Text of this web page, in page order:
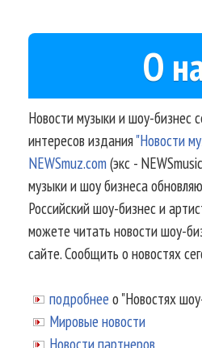
О
Новости музыки и шоу-бизнес
интересов издания"Новости
NEWSmuz.com(экс -
музыки и шоу бизнеса
Российский шоу-бизнес и
можете читать новости шоу-
сайте. Сообщить о новостях
подробнее о "Новостях
Мировые новости
Новости партнеров